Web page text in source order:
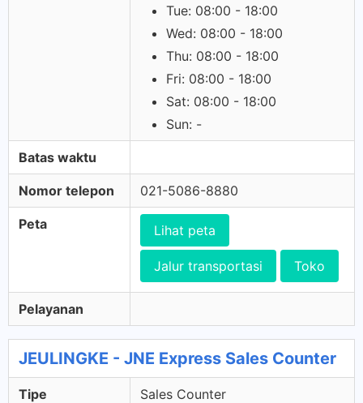
Tue: 08:00 - 18:00
Wed: 08:00 - 18:00
Thu: 08:00 - 18:00
Fri: 08:00 - 18:00
Sat: 08:00 - 18:00
Sun: -
Batas waktu
Nomor telepon 021-5086-8880
Peta Lihat peta
Jalur transportasi Toko
Pelayanan
JEULINGKE - JNE Express Sales Counter
Tipe Sales Counter